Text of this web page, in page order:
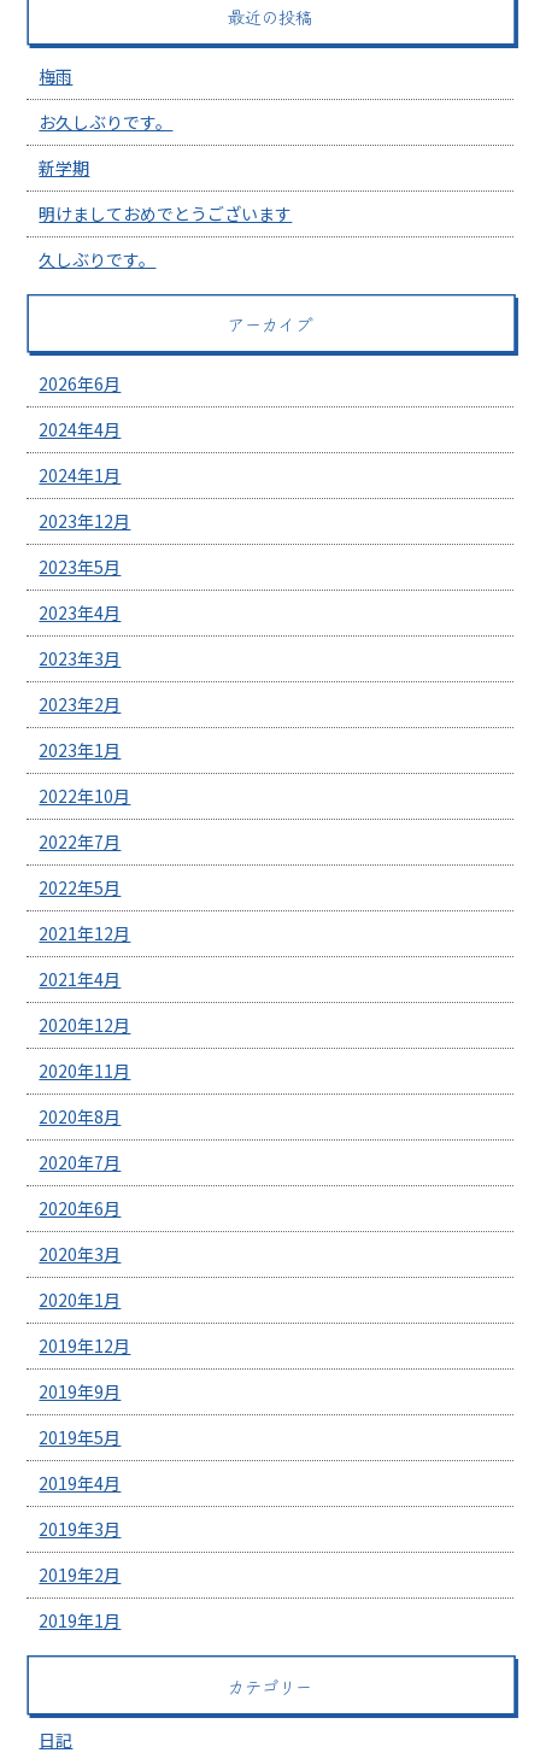
最近の投稿
梅雨
お久しぶりです。
新学期
明けましておめでとうございます
久しぶりです。
アーカイブ
2026年6月
2024年4月
2024年1月
2023年12月
2023年5月
2023年4月
2023年3月
2023年2月
2023年1月
2022年10月
2022年7月
2022年5月
2021年12月
2021年4月
2020年12月
2020年11月
2020年8月
2020年7月
2020年6月
2020年3月
2020年1月
2019年12月
2019年9月
2019年5月
2019年4月
2019年3月
2019年2月
2019年1月
カテゴリー
日記